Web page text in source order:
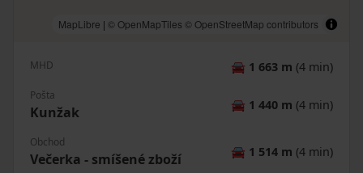
MapLibre | © OpenMapTiles © OpenStreetMap contributors
MHD 🚘 1 663 m (4 min)
Pošta
Kunžak 🚘 1 440 m (4 min)
Obchod
Večerka - smíšené zboží 🚘 1 514 m (4 min)